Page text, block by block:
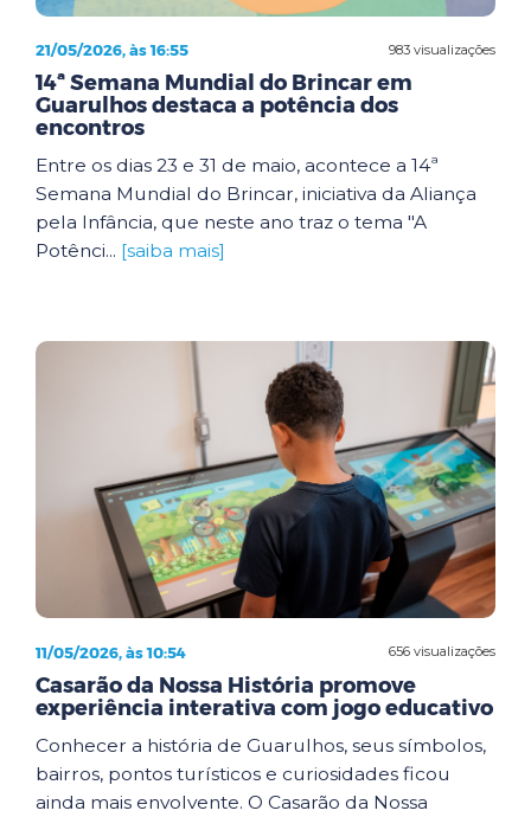
983 visualizações
21/05/2026, às 16:55
14ª Semana Mundial do Brincar em
Guarulhos destaca a potência dos
encontros
Entre os dias 23 e 31 de maio, acontece a 14ª
Semana Mundial do Brincar, iniciativa da Aliança
pela Infância, que neste ano traz o tema "A
Potênci... [saiba mais]
656 visualizações
11/05/2026, às 10:54
Casarão da Nossa História promove
experiência interativa com jogo educativo
Conhecer a história de Guarulhos, seus símbolos,
bairros, pontos turísticos e curiosidades ficou
ainda mais envolvente. O Casarão da Nossa